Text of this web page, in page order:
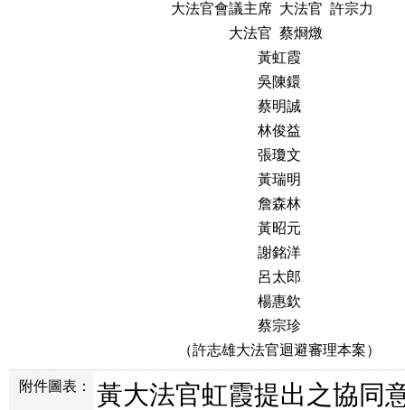
                                            大法官會議主席  大法官  許宗力
                                                            大法官  蔡烱燉
                                                                    黃虹霞
                                                                    吳陳鐶
                                                                    蔡明誠
                                                                    林俊益
                                                                    張瓊文
                                                                    黃瑞明
                                                                    詹森林
                                                                    黃昭元
                                                                    謝銘洋
                                                                    呂太郎
                                                                    楊惠欽
                                                                    蔡宗珍
                                              （許志雄大法官迴避審理本案）
附件圖表：
黃大法官虹霞提出之協同